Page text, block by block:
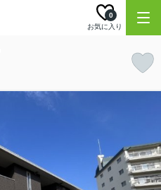
お気に入り
0